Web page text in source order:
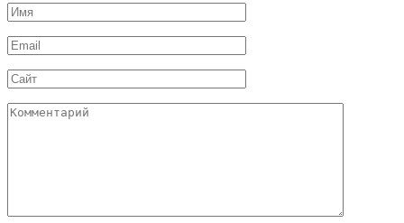
Имя
*
Email
*
Сайт
Комментарий